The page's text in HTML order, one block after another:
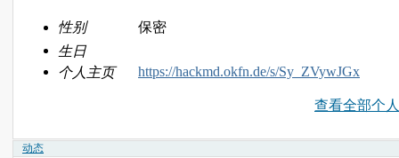
性别
保密
生日
个人主页
https://hackmd.okfn.de/s/Sy_ZVywJGx
查看全部个
动态